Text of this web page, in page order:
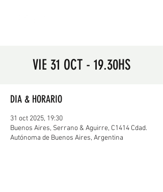
VIE 31 OCT - 19.30HS
DIA & HORARIO
31 oct 2025, 19:30
Buenos Aires, Serrano & Aguirre, C1414 Cdad.
Autónoma de Buenos Aires, Argentina